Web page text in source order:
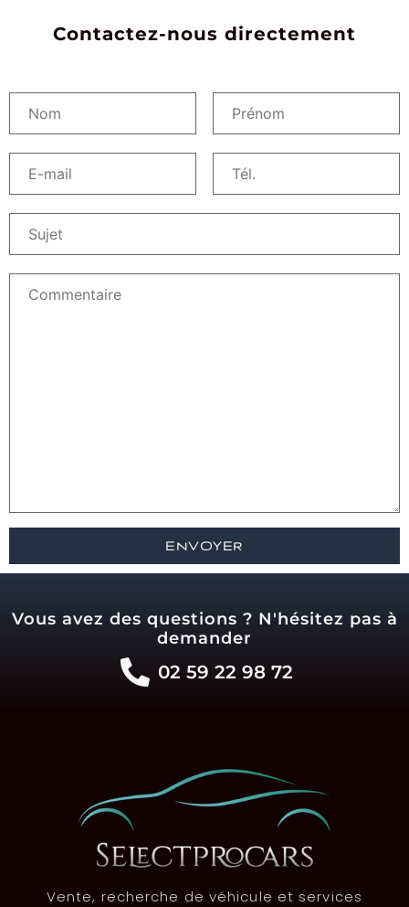
Contactez-nous directement
Vous avez des questions ? N'hésitez pas à
demander
02 59 22 98 72
Vente, recherche de véhicule et services